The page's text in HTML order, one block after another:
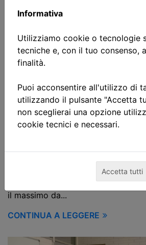
Gruppo Crosa
3 persone
alberi
12/05/2021
macchine in maniera più efficiente
risultati facilmente ed in modo
il massimo da...
CONTINUA A LEGGERE
Informativa
Utilizziamo cookie o tecnologie
tecniche e, con il tuo consenso,
finalità.
Puoi acconsentire all'utilizzo di
utilizzando il pulsante "Accetta
non sceglierai una opzione
cookie tecnici e necessari.
Accetta tutti